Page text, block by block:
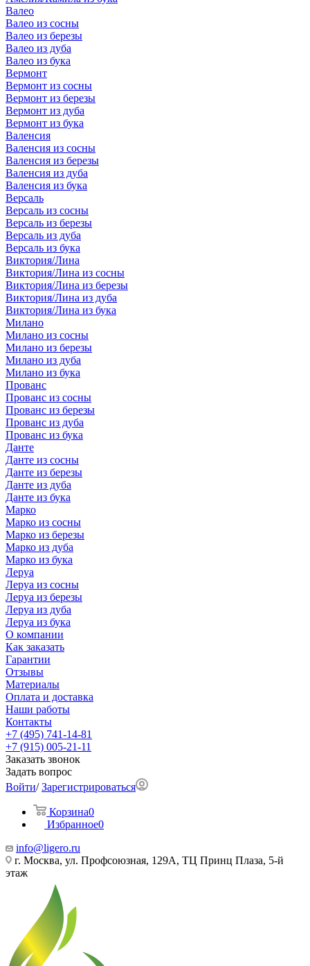
Валео
Валео из сосны
Валео из березы
Валео из дуба
Валео из бука
Вермонт
Вермонт из сосны
Вермонт из березы
Вермонт из дуба
Вермонт из бука
Валенсия
Валенсия из сосны
Валенсия из березы
Валенсия из дуба
Валенсия из бука
Версаль
Версаль из сосны
Версаль из березы
Версаль из дуба
Версаль из бука
Виктория/Лина
Виктория/Лина из сосны
Виктория/Лина из березы
Виктория/Лина из дуба
Виктория/Лина из бука
Милано
Милано из сосны
Милано из березы
Милано из дуба
Милано из бука
Прованс
Прованс из сосны
Прованс из березы
Прованс из дуба
Прованс из бука
Данте
Данте из сосны
Данте из березы
Данте из дуба
Данте из бука
Марко
Марко из сосны
Марко из березы
Марко из дуба
Марко из бука
Леруа
Леруа из сосны
Леруа из березы
Леруа из дуба
Леруа из бука
О компании
Как заказать
Гарантии
Отзывы
Материалы
Оплата и доставка
Наши работы
Контакты
+7 (495) 741-14-81
+7 (915) 005-21-11
Заказать звонок
Задать вопрос
Войти/Зарегистрироваться
Корзина0
Избранное0
info@ligero.ru
г. Москва, ул. Профсоюзная, 129А, ТЦ Принц Плаза, 5-й
этаж